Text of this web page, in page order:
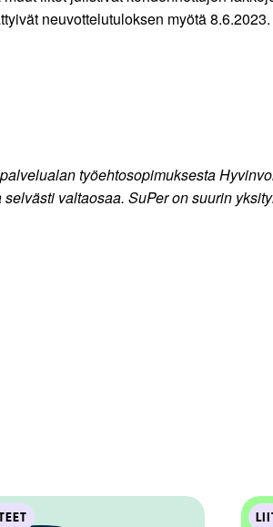
neuvottelutuloksen myötä 8.6.2023.
työehtosopimuksesta
valtaosaa. SuPer on suurin